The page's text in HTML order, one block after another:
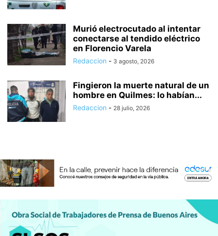
Murió electrocutado al intentar
conectarse al tendido eléctrico
en Florencio Varela
Redaccion - 3 agosto, 2026
Fingieron la muerte natural de un
hombre en Quilmes: lo habían...
Redaccion - 28 julio, 2026